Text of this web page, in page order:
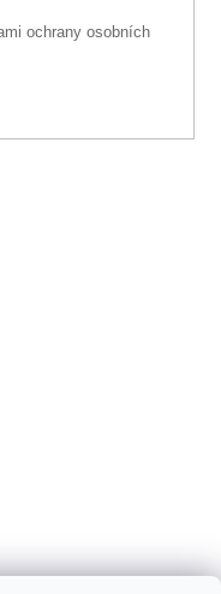
ochrany osobních